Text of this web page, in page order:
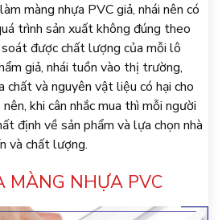
màng nhựa PVC giả, nhái nên có
trình sản xuất không đúng theo
được chất lượng của mỗi lô
giả, nhái tuồn vào thị trường,
chất và nguyên vật liệu có hại cho
khi cân nhắc mua thì mỗi người
định về sản phẩm và lựa chọn nhà
và chất lượng.
MÀNG NHỰA PVC